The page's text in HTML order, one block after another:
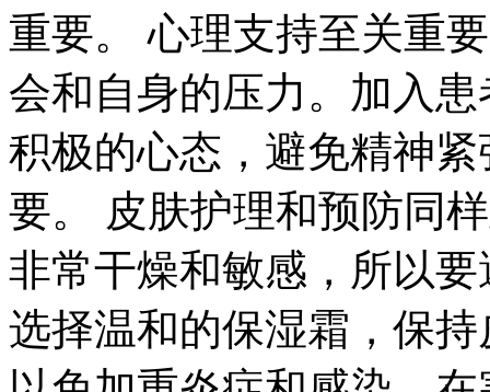
重要。 心理支持至关重
会和自身的压力。加入
积极的心态，避免精神
要。 皮肤护理和预防同
非常干燥和敏感，所以
选择温和的保湿霜，保